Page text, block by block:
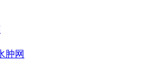
肿网